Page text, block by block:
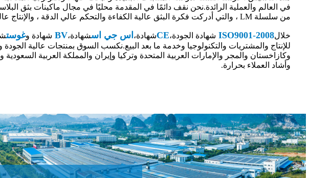
في العالم والعملية الرائدة.نحن نقف دائمًا في المقدمة محليًا في مجال ماكينات بثق
من سلسلة LM ، والتي أدركت فكرة البثق عالية الكفاءة والتحكم عالي الدقة ، والإنتاج عالي الكفاءة ، والإنتاج عالي الجودة.
خلالISO9001-2008 شهادة الجودة،CEشهادة، اس جي اسشهادة،BV شهادة وغوست
للإنتاج والمشتريات والتكنولوجيا وخدمة ما بعد البيع.نكسب السوق بمنتجات عالية
وكازاخستان والمجر والإمارات العربية المتحدة وتركيا وإيران والمملكة العربية
وأشاد العملاء بحرارة.